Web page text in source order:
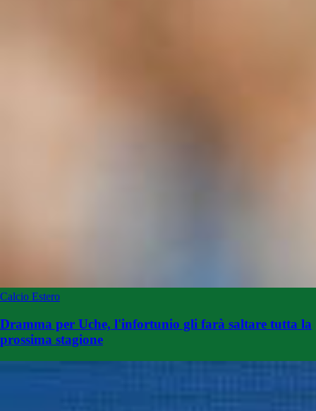
Calcio Estero
Dramma per Uche, l'infortunio gli farà saltare tutta la
prossima stagione